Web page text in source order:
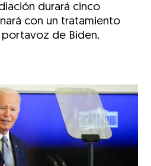
durará cinco
con un tratamiento
de Biden.
mediante Email
actual mediante Facebook
actual mediante Twitter
el artículo actual mediante LinkedIn
el artículo actual mediante